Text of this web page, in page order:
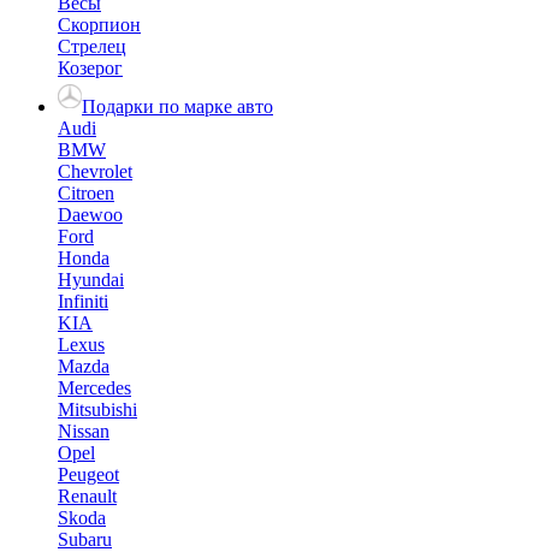
Скорпион
Стрелец
Козерог
Подарки по марке авто
Audi
BMW
Chevrolet
Citroen
Daewoo
Ford
Honda
Hyundai
Infiniti
KIA
Lexus
Mazda
Mercedes
Mitsubishi
Nissan
Opel
Peugeot
Renault
Skoda
Subaru